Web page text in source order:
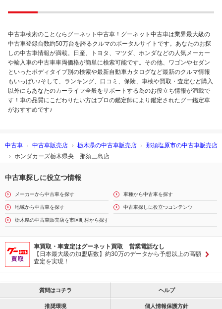
中古車検索のことならグーネット中古車！グーネット中古車は業界最大級の
中古車登録台数約50万台を誇るクルマのポータルサイトです。あなたのお探
しの中古車情報が満載。日産、トヨタ、マツダ、ホンダなどの人気メーカー
や輸入車の中古車車両価格が簡単に検索可能です。その他、ワゴンやセダン
といったボディタイプ別の検索や最新自動車カタログなど最新のクルマ情報
もいっぱい♪そして、ランキング、口コミ、保険、車検や買取・査定など購入
以外にもあなたのカーライフ全般をサポートする為のお役立ち情報が満載で
す！車の品質にこだわりたい方はプロの鑑定師により鑑定されたグー鑑定車
がおすすめです♪
中古車 中古車販売店 栃木県の中古車販売店
那須塩原市の中古車販売店
ホンダカーズ栃木県央 那須三島店
中古車探しに役立つ情報
メーカーから中古車を探す 車種から中古車を探す
地域から中古車を探す 中古車探しに役立つコンテンツ
栃木県の中古車販売店を市区町村から探す
車買取・車査定はグーネット買取 営業電話なし
【日本最大級の加盟店数】約30万のデータから予想以上の高額
査定を実現！
質問はコチラ ヘルプ
推奨環境 個人情報保護方針